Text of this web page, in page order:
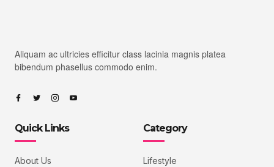
Aliquam ac ultricies efficitur class lacinia magnis platea
bibendum phasellus commodo enim.
Quick Links
About Us
Category
Lifestyle